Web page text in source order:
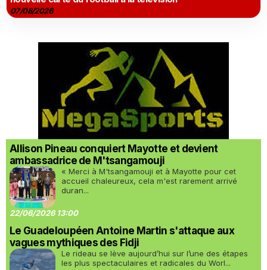
07/08/2026
Allison Pineau conquiert Mayotte et devient
ambassadrice de M'tsangamouji
« Merci à M'tsangamouji et à Mayotte pour cet
accueil chaleureux, cela m'est rarement arrivé
duran...
22/06/2026 13:00
Le Guadeloupéen Antoine Martin s'attaque aux
vagues mythiques des Fidji
Le rideau se lève aujourd’hui sur l’une des étapes
les plus spectaculaires et radicales du Worl...